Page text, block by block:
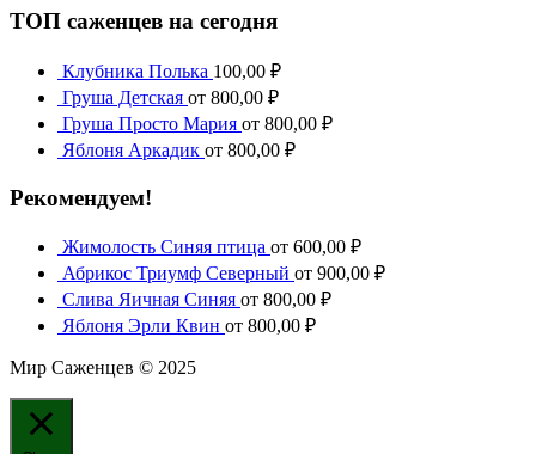
ТОП саженцев на сегодня
Клубника Полька 100,00 ₽
Груша Детская от 800,00 ₽
Груша Просто Мария от 800,00 ₽
Яблоня Аркадик от 800,00 ₽
Рекомендуем!
Жимолость Синяя птица от 600,00 ₽
Абрикос Триумф Северный от 900,00 ₽
Слива Яичная Синяя от 800,00 ₽
Яблоня Эрли Квин от 800,00 ₽
Мир Саженцев © 2025